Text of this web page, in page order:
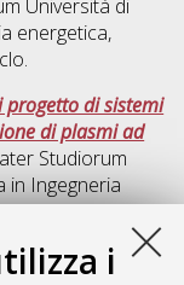
i
Università di
energetica,
progetto di sistemi
di plasmi ad
Studiorum
in Ingegneria
, 20 Ciclo. DOI